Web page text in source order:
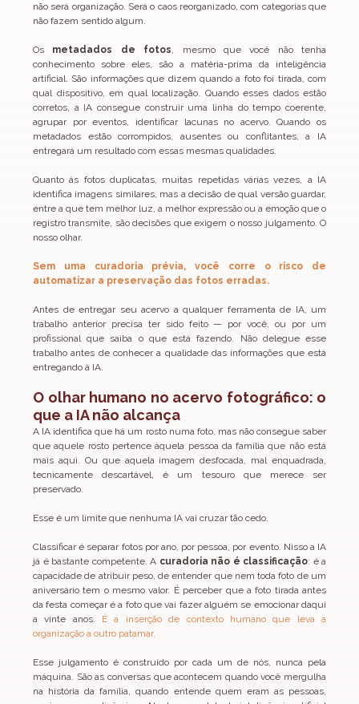
não será organização. Será o caos reorganizado, com categorias que
não fazem sentido algum.
Os metadados de fotos, mesmo que você não tenha
conhecimento sobre eles, são a matéria-prima da inteligência
artificial. São informações que dizem quando a foto foi tirada, com
qual dispositivo, em qual localização. Quando esses dados estão
corretos, a IA consegue construir uma linha do tempo coerente,
agrupar por eventos, identificar lacunas no acervo. Quando os
metadados estão corrompidos, ausentes ou conflitantes, a IA
entregará um resultado com essas mesmas qualidades.
Quanto às fotos duplicatas, muitas repetidas várias vezes, a IA
identifica imagens similares, mas a decisão de qual versão guardar,
entre a que tem melhor luz, a melhor expressão ou a emoção que o
registro transmite, são decisões que exigem o nosso julgamento. O
nosso olhar.
Sem uma curadoria prévia, você corre o risco de
automatizar a preservação das fotos erradas.
Antes de entregar seu acervo a qualquer ferramenta de IA, um
trabalho anterior precisa ter sido feito — por você, ou por um
profissional que saiba o que está fazendo. Não delegue esse
trabalho antes de conhecer a qualidade das informações que está
entregando à IA.
O olhar humano no acervo fotográfico: o
que a IA não alcança
A IA identifica que há um rosto numa foto, mas não consegue saber
que aquele rosto pertence àquela pessoa da família que não está
mais aqui. Ou que aquela imagem desfocada, mal enquadrada,
tecnicamente descartável, é um tesouro que merece ser
preservado.
Esse é um limite que nenhuma IA vai cruzar tão cedo.
Classificar é separar fotos por ano, por pessoa, por evento. Nisso a IA
já é bastante competente. A curadoria não é classificação: é a
capacidade de atribuir peso, de entender que nem toda foto de um
aniversário tem o mesmo valor. É perceber que a foto tirada antes
da festa começar é a foto que vai fazer alguém se emocionar daqui
a vinte anos. É a inserção de contexto humano que leva a
organização a outro patamar.
Esse julgamento é construído por cada um de nós, nunca pela
máquina. São as conversas que acontecem quando você mergulha
na história da família, quando entende quem eram as pessoas,